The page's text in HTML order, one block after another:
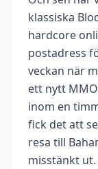
klassiska
hardcore
postadress
veckan när
ett nytt
inom en
fick det att
resa till
misstänkt